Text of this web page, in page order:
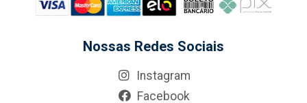
Nossas Redes Sociais
Instagram
Facebook